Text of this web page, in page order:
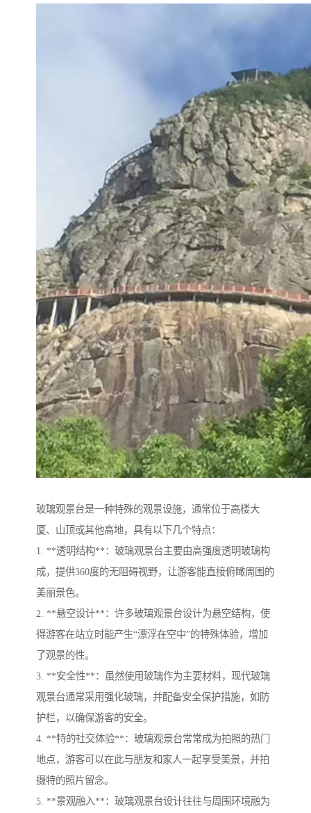
玻璃观景台是一种特殊的观景设施，通常位于高楼大
厦、山顶或其他高地，具有以下几个特点：
1. **透明结构**：玻璃观景台主要由高强度透明玻璃构
成，提供360度的无阻碍视野，让游客能直接俯瞰周围的
美丽景色。
2. **悬空设计**：许多玻璃观景台设计为悬空结构，使
得游客在站立时能产生“漂浮在空中”的特殊体验，增加
了观景的性。
3. **安全性**：虽然使用玻璃作为主要材料，现代玻璃
观景台通常采用强化玻璃，并配备安全保护措施，如防
护栏，以确保游客的安全。
4. **特的社交体验**：玻璃观景台常常成为拍照的热门
地点，游客可以在此与朋友和家人一起享受美景，并拍
摄特的照片留念。
5. **景观融入**：玻璃观景台设计往往与周围环境融为